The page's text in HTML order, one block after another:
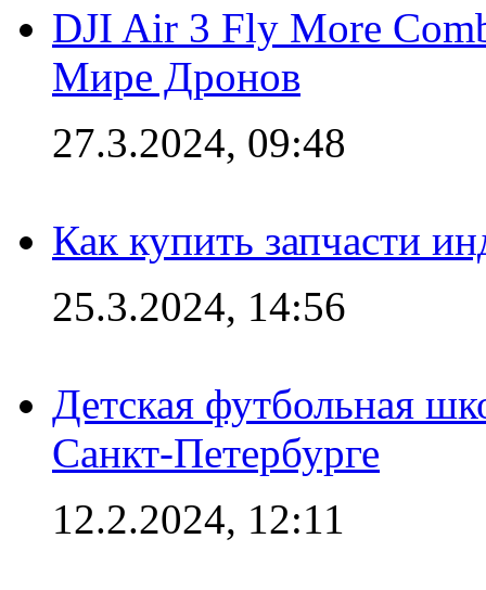
DJI Air 3 Fly More
Мире Дронов
27.3.2024, 09:48
Как купить запчасти
25.3.2024, 14:56
Детская футбольная
Санкт-Петербурге
12.2.2024, 12:11